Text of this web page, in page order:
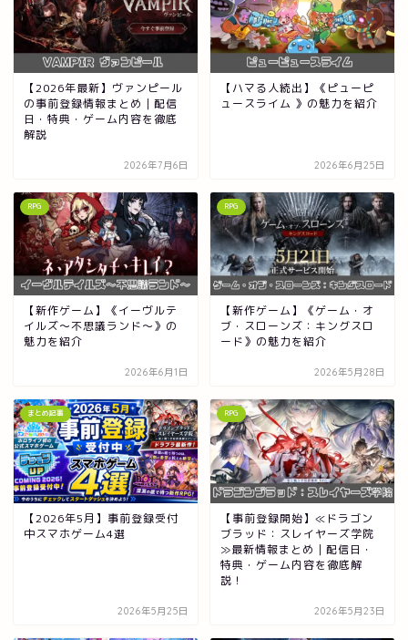
【2026年最新】ヴァンピール
の事前登録情報まとめ｜配信
日・特典・ゲーム内容を徹底
解説
2026年7月6日
【ハマる人続出】《ピューピ
ュースライム 》の魅力を紹介
2026年6月25日
RPG
【新作ゲーム】《イーヴルテ
イルズ～不思議ランド～》の
魅力を紹介
2026年6月1日
RPG
【新作ゲーム】《ゲーム・オ
ブ・スローンズ：キングスロ
ード》の魅力を紹介
2026年5月28日
まとめ記事
【2026年5月】事前登録受付
中スマホゲーム4選
2026年5月25日
RPG
【事前登録開始】≪ドラゴン
ブラッド：スレイヤーズ学院
≫最新情報まとめ｜配信日・
特典・ゲーム内容を徹底解
説！
2026年5月23日